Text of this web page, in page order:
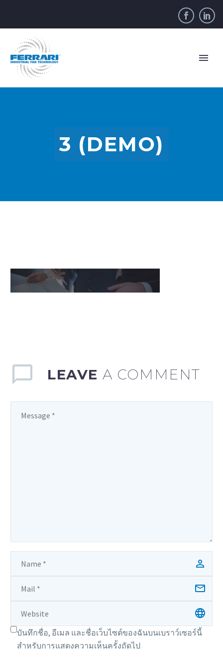
3 (DEMO)
LEAVE A COMMENT
บันทึกชื่อ, อีเมล และชื่อเว็บไซต์ของฉันบนเบราว์เซอร์นี้
สำหรับการแสดงความเห็นครั้งถัดไป